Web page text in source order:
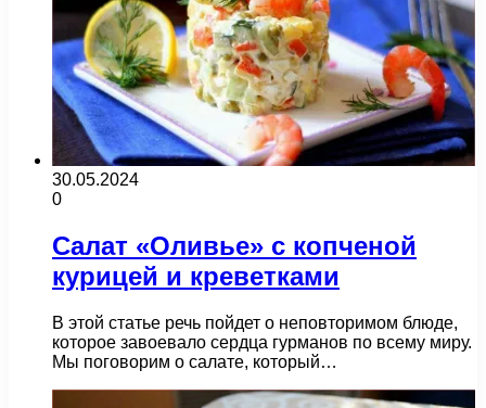
30.05.2024
0
Салат «Оливье» с копченой
курицей и креветками
В этой статье речь пойдет о неповторимом блюде,
которое завоевало сердца гурманов по всему миру.
Мы поговорим о салате, который…